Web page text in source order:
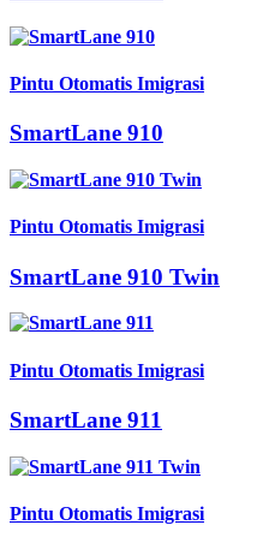
Pintu Otomatis Imigrasi
SmartLane 910
Pintu Otomatis Imigrasi
SmartLane 910 Twin
Pintu Otomatis Imigrasi
SmartLane 911
Pintu Otomatis Imigrasi